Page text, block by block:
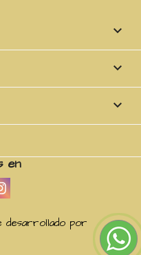



en
por